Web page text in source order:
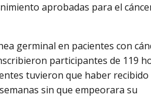
aprobadas para el
germinal en pacientes con
participantes de 119
tuvieron que haber recibido
sin que empeorara su